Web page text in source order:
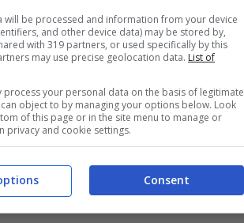
will be processed and information from your device
and other device data) may be stored by,
with 319 partners, or used specifically by this
may use precise geolocation data. List of
process your personal data on the basis of legitimate
object to by managing your options below. Look
of this page or in the site menu to manage or
privacy and cookie settings.
Consent